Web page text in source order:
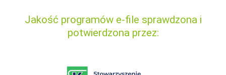
Jakość programów e-file sprawdzona i
potwierdzona przez: